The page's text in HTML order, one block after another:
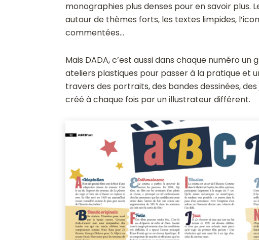
monographies plus denses pour en savoir plus.
autour de thèmes forts, les textes limpides,
commentées…
Mais DADA, c’est aussi dans chaque numéro
ateliers plastiques pour passer à la pratique et
travers des portraits, des bandes dessinées,
créé à chaque fois par un illustrateur différent.